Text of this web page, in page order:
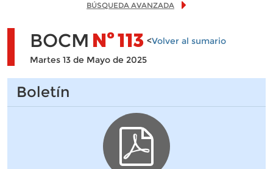
BÚSQUEDA AVANZADA
BOCM Nº113 <Volver al sumario
Martes 13 de Mayo de 2025
Boletín